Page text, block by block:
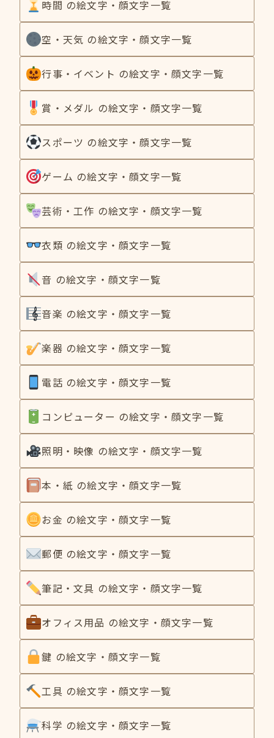
時間 の絵文字・顔文字一覧
空・天気 の絵文字・顔文字一覧
行事・イベント の絵文字・顔文字一覧
賞・メダル の絵文字・顔文字一覧
スポーツ の絵文字・顔文字一覧
ゲーム の絵文字・顔文字一覧
芸術・工作 の絵文字・顔文字一覧
衣類 の絵文字・顔文字一覧
音 の絵文字・顔文字一覧
音楽 の絵文字・顔文字一覧
楽器 の絵文字・顔文字一覧
電話 の絵文字・顔文字一覧
コンピューター の絵文字・顔文字一覧
照明・映像 の絵文字・顔文字一覧
本・紙 の絵文字・顔文字一覧
お金 の絵文字・顔文字一覧
郵便 の絵文字・顔文字一覧
筆記・文具 の絵文字・顔文字一覧
オフィス用品 の絵文字・顔文字一覧
鍵 の絵文字・顔文字一覧
工具 の絵文字・顔文字一覧
科学 の絵文字・顔文字一覧